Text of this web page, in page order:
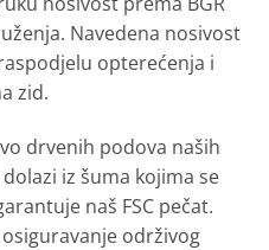
Navedena nosivost
opterećenja i
zid.
drvenih podova naših
iz šuma kojima se
naš FSC pečat.
osiguravanje održivog